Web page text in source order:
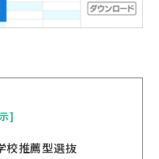
]
校推薦型選抜